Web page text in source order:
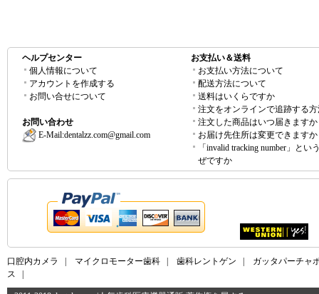
ヘルプセンター
個人情報について
アカウントを作成する
お問い合せについて
お問い合わせ
E-Mail:dentalzz.com@gmail.com
お支払い＆送料
お支払い方法について
配送方法について
送料はいくらですか
注文をオンラインで追跡する
注文した商品はいつ届きますか
お届け先住所は変更できますか
「invalid tracking number」とい
ぜですか
口腔内カメラ マイクロモーター歯科 歯科レントゲン
ガッタパーチャ
ス